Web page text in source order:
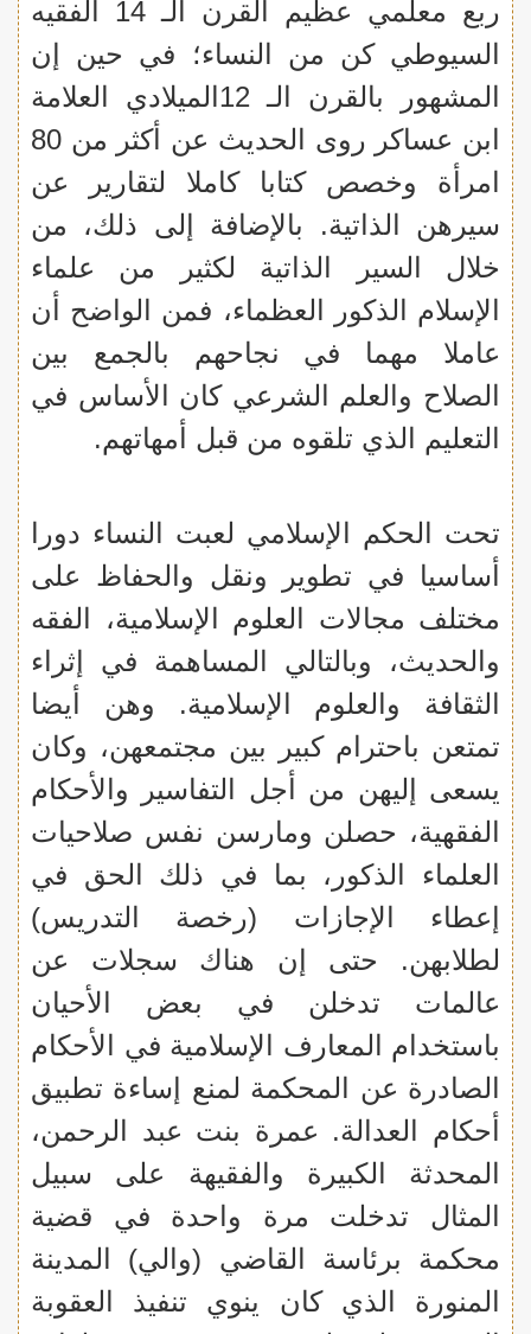
ربع معلمي عظيم القرن الـ 14 الفقيه
السيوطي كن من النساء؛ في حين إن
المشهور بالقرن الـ 12الميلادي العلامة
ابن عساكر روى الحديث عن أكثر من 80
امرأة وخصص كتابا كاملا لتقارير عن
سيرهن الذاتية. بالإضافة إلى ذلك، من
خلال السير الذاتية لكثير من علماء
الإسلام الذكور العظماء، فمن الواضح أن
عاملا مهما في نجاحهم بالجمع بين
الصلاح والعلم الشرعي كان الأساس في
التعليم الذي تلقوه من قبل أمهاتهم.
تحت الحكم الإسلامي لعبت النساء دورا
أساسيا في تطوير ونقل والحفاظ على
مختلف مجالات العلوم الإسلامية، الفقه
والحديث، وبالتالي المساهمة في إثراء
الثقافة والعلوم الإسلامية. وهن أيضا
تمتعن باحترام كبير بين مجتمعهن، وكان
يسعى إليهن من أجل التفاسير والأحكام
الفقهية، حصلن ومارسن نفس صلاحيات
العلماء الذكور، بما في ذلك الحق في
إعطاء الإجازات (رخصة التدريس)
لطلابهن. حتى إن هناك سجلات عن
عالمات تدخلن في بعض الأحيان
باستخدام المعارف الإسلامية في الأحكام
الصادرة عن المحكمة لمنع إساءة تطبيق
أحكام العدالة. عمرة بنت عبد الرحمن،
المحدثة الكبيرة والفقيهة على سبيل
المثال تدخلت مرة واحدة في قضية
محكمة برئاسة القاضي (والي) المدينة
المنورة الذي كان ينوي تنفيذ العقوبة